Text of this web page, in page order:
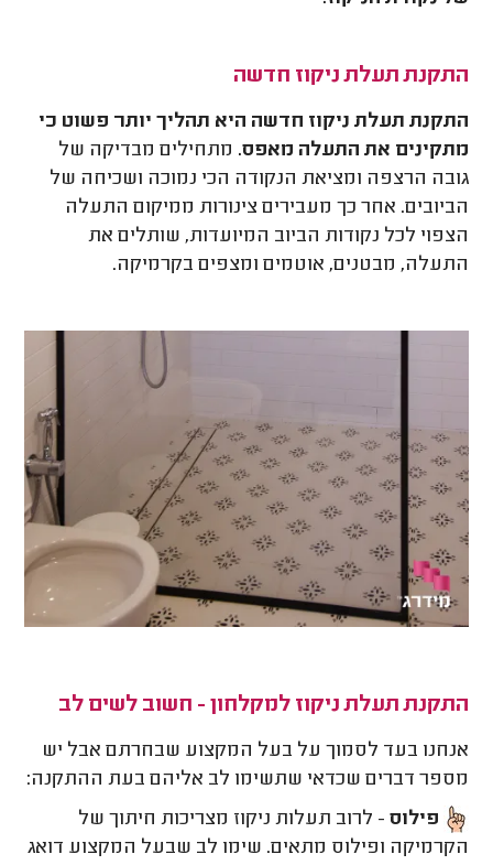
התקנת תעלת ניקוז חדשה
התקנת תעלת ניקוז חדשה היא תהליך יותר פשוט כי
מתקינים את התעלה מאפס. מתחילים מבדיקה של
גובה הרצפה ומציאת הנקודה הכי נמוכה ושכיחה של
הביובים. אחר כך מעבירים צינורות ממיקום התעלה
הצפוי לכל נקודות הביוב המיועדות, שותלים את
התעלה, מבטנים, אוטמים ומצפים בקרמיקה.
התקנת תעלת ניקוז למקלחון - חשוב לשים לב
אנחנו בעד לסמוך על בעל המקצוע שבחרתם אבל יש
מספר דברים שכדאי שתשימו לב אליהם בעת ההתקנה:
פילוס - לרוב תעלות ניקוז מצריכות חיתוך של
הקרמיקה ופילוס מתאים. שימו לב שבעל המקצוע דואג